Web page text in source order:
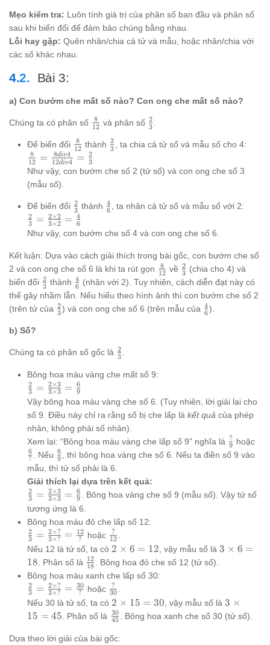
4
div
2
3)
=
(a
:
2)
2)
Mẹo kiểm tra: Luôn tính giá trị của phân số ban đầu và phân số
sau khi biến đổi để đảm bảo chúng bằng nhau.
Lỗi hay gặp: Quên nhân/chia cả tử và mẫu, hoặc nhân/chia với
các số khác nhau.
Bài 3:
a) Con bướm che mất số nào? Con ong che mất số nào?
Chúng ta có phân số \frac{8}
12
8 và phân số \frac{2}
3
2
Để biến đổi \frac{8}
{12}
12
8 thành \frac{2}
3
2 , ta chia cả tử số và mẫu số cho 4:
\frac{8}
{12} =
\frac{8
{12 div
4} =
\frac{2}
12
8 = 12div4
8div4 = 3
2
Như vậy, con bướm che số 2 (tử số) và con ong che số 3
(mẫu số).
Để biến đổi \frac{2}
{3}
3
2 thành \frac{4}
6
4 , ta nhân cả tử số và mẫu số với 2:
\frac{2}
{3} =
\times
2}{3
\times
2} =
\frac{4}
{6}
3
2 = 3×2
2×2 = 6
4
Như vậy, con bướm che số 4 và con ong che số 6.
Kết luận: Dựa vào cách giải thích trong bài gốc, con bướm che số
2 và con ong che số 6 là khi ta rút gọn \frac{8}
{12}
12
8 về \frac{2}
{3}
3
2 (chia cho 4) và
biến đổi \frac{2}
{3}
3
2 thành \frac{4}
{6}
6
4 (nhân với 2). Tuy nhiên, cách diễn đạt này có
thể gây nhầm lẫn. Nếu hiểu theo hình ảnh thì con bướm che số 2
(trên tử của \frac{2}
3
2) và con ong che số 6 (trên mẫu của \frac{4}
6
4).
b) Số?
Chúng ta có phân số gốc là \frac{2}
3
2 .
Bông hoa màu vàng che mất số 9:
\frac{2}
{3} =
\frac{2
\times
3}{3
\times
3} =
\frac{6}
{9}
3
2 = 3×3
2×3 = 9
6
Vậy bông hoa màu vàng che số 6. (Tuy nhiên, lời giải lại cho
số 9. Điều này chỉ ra rằng số bị che lấp là kết quả của phép
nhân, không phải số nhân).
Xem lại: “Bông hoa màu vàng che lấp số 9” nghĩa là \frac{?}
{9}
9
? hoặc
?
6 . Nếu \frac{6}
{9}
9
6
, thì bông hoa vàng che số 6. Nếu ta điền số 9 vào
mẫu, thì tử số phải là 6.
Giải thích lại dựa trên kết quả:
\frac{2}
{3} =
\frac{2
\times
3}{3
\times
3} =
\frac{6}
{9}
3
2 = 3×3
2×3 = 9
6
. Bông hoa vàng che số 9 (mẫu số). Vậy tử số
tương ứng là 6.
Bông hoa màu đỏ che lấp số 12:
\frac{2}
{3} =
\frac{2
\times ?}
{3 \times
?} =
\frac{12}
{?}
3
2 = 3×?
2×? = ?
12 hoặc \frac{?}
{12}
12
?
Nếu 12 là tử số, ta có 2
\times
6 = 12
2 × 6 = 12 , vậy mẫu số là3
3 × 6 =
18 . Phân số là \frac{12}
{18}
18
12
. Bông hoa đỏ che số 12 (tử số).
Bông hoa màu xanh che lấp số 30:
\frac{2}
{3} =
\frac{2
{3 \times
3
2 = 3×?
2×? = ?
30 hoặc \frac{?}
{30}
30
?
Nếu 30 là tử số, ta có 2
\times
15 =
30
2 × 15 = 30 , vậy mẫu số là3
\times
3 ×
15 = 45 . Phân số là \frac{30}
45
30 . Bông hoa xanh che số 30 (tử số).
Dựa theo lời giải của bài gốc: